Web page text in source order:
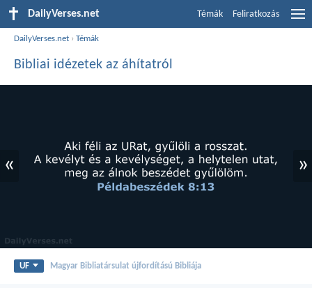
DailyVerses.net Témák Feliratkozás
DailyVerses.net ›Témák
Bibliai idézetek az áhítatról
« »
UF Magyar Bibliatársulat újfordítású Bibliája